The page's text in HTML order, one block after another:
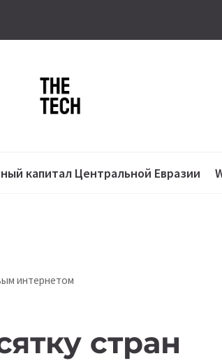
капитал Центральной Евразии
интернетом
стран